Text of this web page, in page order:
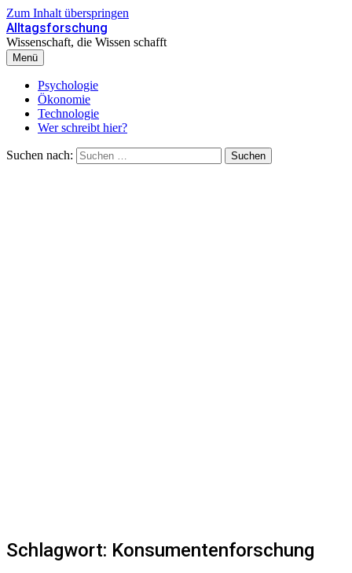
Zum Inhalt überspringen
Alltagsforschung
Wissenschaft, die Wissen schafft
Menü
Psychologie
Ökonomie
Technologie
Wer schreibt hier?
Suchen nach:
Schlagwort: Konsumentenforschung